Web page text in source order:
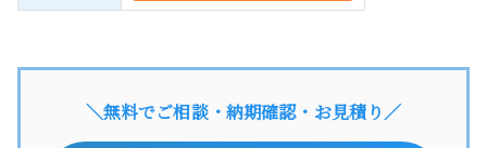
＼無料でご相談・納期確認・お見積り／